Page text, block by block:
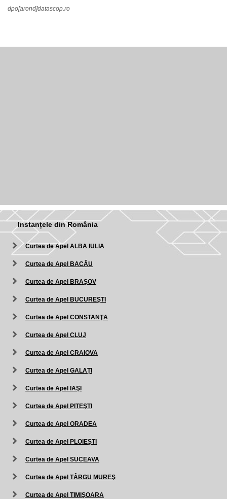
dpo[arond]datascop.ro
Instanțele din România
Curtea de Apel ALBA IULIA
Curtea de Apel BACĂU
Curtea de Apel BRAŞOV
Curtea de Apel BUCUREŞTI
Curtea de Apel CONSTANŢA
Curtea de Apel CLUJ
Curtea de Apel CRAIOVA
Curtea de Apel GALAŢI
Curtea de Apel IAŞI
Curtea de Apel PITEŞTI
Curtea de Apel ORADEA
Curtea de Apel PLOIEŞTI
Curtea de Apel SUCEAVA
Curtea de Apel TÂRGU MUREŞ
Curtea de Apel TIMIŞOARA